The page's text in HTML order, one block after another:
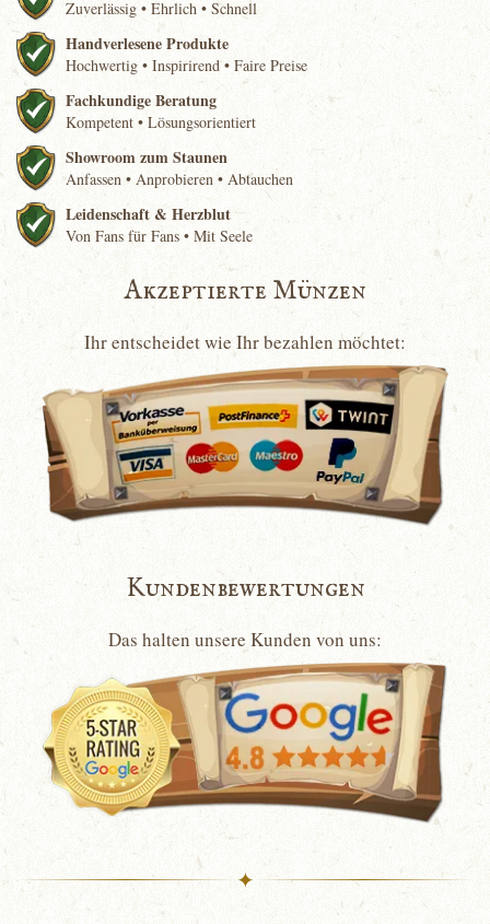
Zuverlässig • Ehrlich • Schnell
Handverlesene Produkte
Hochwertig • Inspirirend • Faire Preise
Fachkundige Beratung
Kompetent • Lösungsorientiert
Showroom zum Staunen
Anfassen • Anprobieren • Abtauchen
Leidenschaft & Herzblut
Von Fans für Fans • Mit Seele
Akzeptierte Münzen
Ihr entscheidet wie Ihr bezahlen möchtet:
Kundenbewertungen
Das halten unsere Kunden von uns:
✦